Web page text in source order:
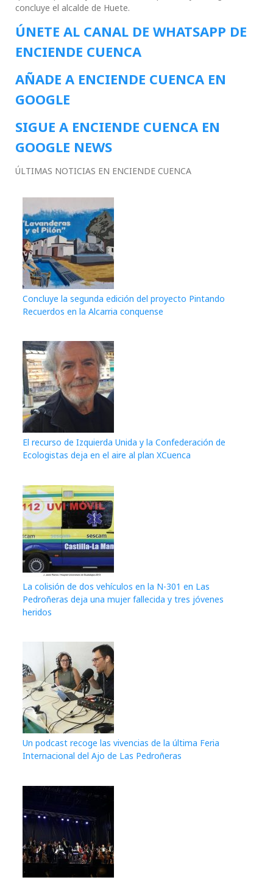
concluye el alcalde de Huete.
ÚNETE AL CANAL DE WHATSAPP DE
ENCIENDE CUENCA
AÑADE A ENCIENDE CUENCA EN
GOOGLE
SIGUE A ENCIENDE CUENCA EN
GOOGLE NEWS
ÚLTIMAS NOTICIAS EN ENCIENDE CUENCA
Concluye la segunda edición del proyecto Pintando
Recuerdos en la Alcarria conquense
El recurso de Izquierda Unida y la Confederación de
Ecologistas deja en el aire al plan XCuenca
La colisión de dos vehículos en la N-301 en Las
Pedroñeras deja una mujer fallecida y tres jóvenes
heridos
Un podcast recoge las vivencias de la última Feria
Internacional del Ajo de Las Pedroñeras